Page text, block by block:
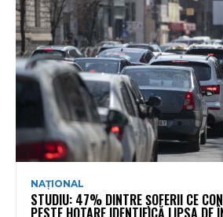
NAȚIONAL
STUDIU: 47% DINTRE ȘOFERII CE
PESTE HOTARE IDENTIFICĂ LIPSA DE